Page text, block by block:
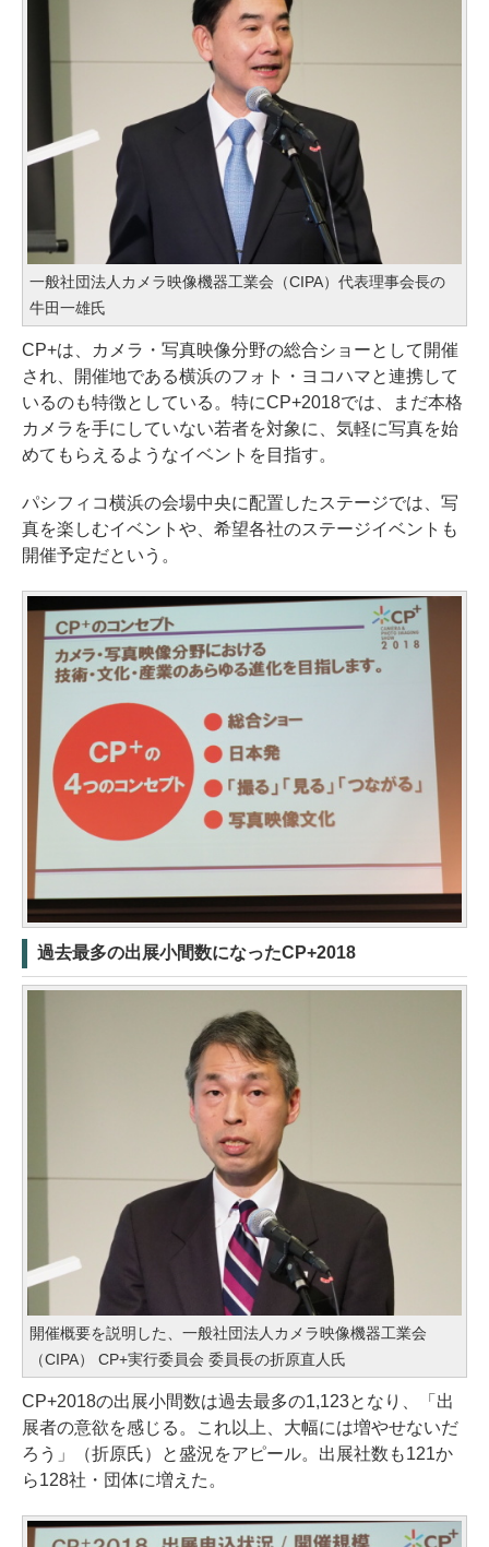
一般社団法人カメラ映像機器工業会（CIPA）代表理事会長の
牛田一雄氏
CP+は、カメラ・写真映像分野の総合ショーとして開催
され、開催地である横浜のフォト・ヨコハマと連携して
いるのも特徴としている。特にCP+2018では、まだ本格
カメラを手にしていない若者を対象に、気軽に写真を始
めてもらえるようなイベントを目指す。
パシフィコ横浜の会場中央に配置したステージでは、写
真を楽しむイベントや、希望各社のステージイベントも
開催予定だという。
過去最多の出展小間数になったCP+2018
開催概要を説明した、一般社団法人カメラ映像機器工業会
（CIPA） CP+実行委員会 委員長の折原直人氏
CP+2018の出展小間数は過去最多の1,123となり、「出
展者の意欲を感じる。これ以上、大幅には増やせないだ
ろう」（折原氏）と盛況をアピール。出展社数も121か
ら128社・団体に増えた。